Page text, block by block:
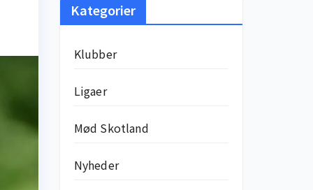
Kategorier
Klubber
Ligaer
Mød Skotland
Nyheder